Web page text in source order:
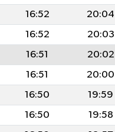
16:52 20:04
16:52 20:03
16:51 20:02
16:51 20:00
16:50 19:59
16:50 19:58